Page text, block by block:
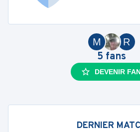
R
M
5 fans
DEVENIR
DERNIER